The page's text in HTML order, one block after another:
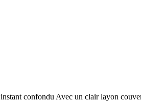
confondu Avec un clair layon